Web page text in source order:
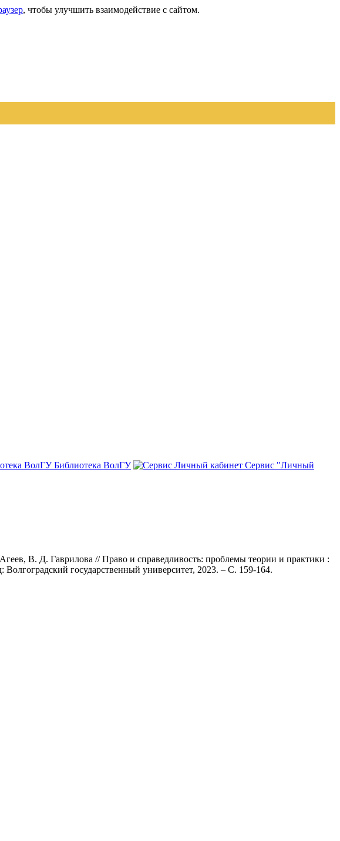
, чтобы улучшить взаимодействие с сайтом.
Библиотека ВолГУ
Сервис "Личный
В. Д. Гаврилова // Право и справедливость: проблемы теории и практики :
Волгоградский государственный университет, 2023. – С. 159-164.